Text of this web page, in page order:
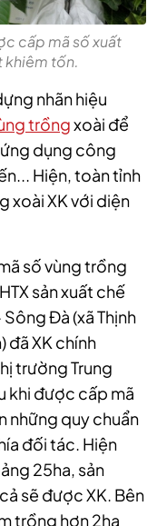
cấp mã số xuất
khiêm tốn.
nhãn hiệu
trồngxoài để
dụng công
Hiện, toàn tỉnh
xoài XK với diện
số vùng trồng
sản xuất chế
Đà (xã Thịnh
đã XK chính
trường Trung
khi được cấp mã
những quy chuẩn
đối tác. Hiện
25ha, sản
sẽ được XK. Bên
trồng hơn 2ha